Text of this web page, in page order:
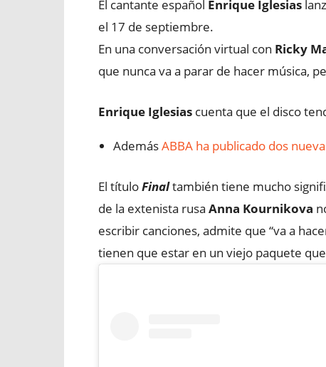
El cantante español Enrique Iglesias
el 17 de septiembre.
En una conversación virtual con Ricky
que nunca va a parar de hacer música,
Enrique Iglesias cuenta que el disco
AdemásABBA ha publicado dos
El títuloFinaltambién tiene mucho
de la extenista rusa Anna Kournikova
escribir canciones, admite que “va a
tienen que estar en un viejo paquete que